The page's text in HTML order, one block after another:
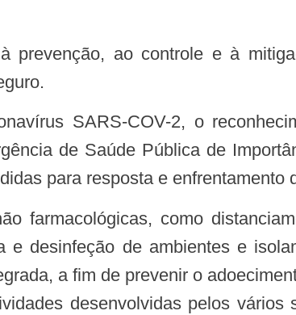
de Saúde Pública de
para resposta e enfrentamento
e desinfeção de ambientes e
a fim de prevenir o
desenvolvidas pelos